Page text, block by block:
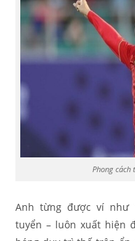
Phong cách
Anh từng được ví như
tuyển – luôn xuất hiện